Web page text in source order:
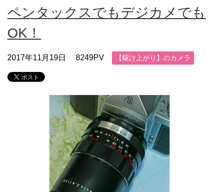
ペンタックスでもデジカメでも
OK！
2017年11月19日 8249PV 【駆け上がり】のカメラ